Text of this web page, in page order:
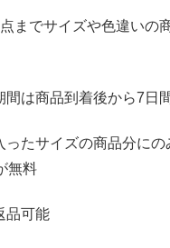
までサイズや色違いの
は商品到着後から7日
たサイズの商品分にの
無料
品可能